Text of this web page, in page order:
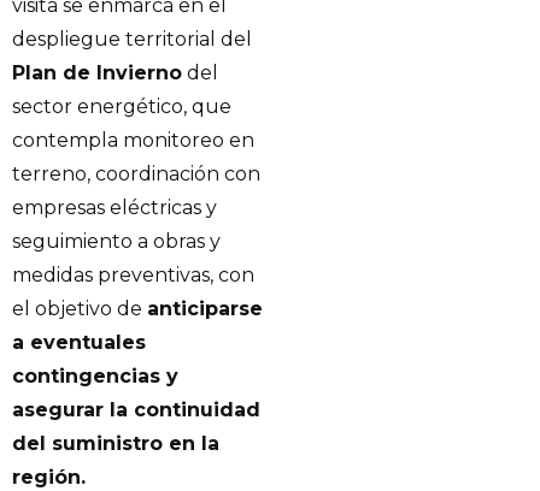
visita se enmarca en el
despliegue territorial del
Plan de Invierno del
sector energético, que
contempla monitoreo en
terreno, coordinación con
empresas eléctricas y
seguimiento a obras y
medidas preventivas, con
el objetivo de anticiparse
a eventuales
contingencias y
asegurar la continuidad
del suministro en la
región.